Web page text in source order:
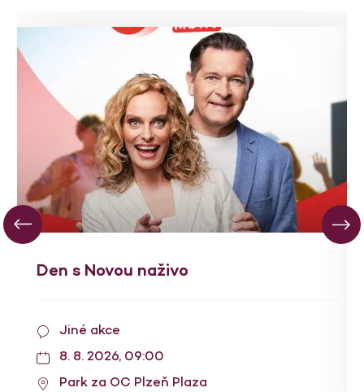
Den s Novou naživo
Jiné akce
8. 8. 2026, 09:00
Park za OC Plzeň Plaza